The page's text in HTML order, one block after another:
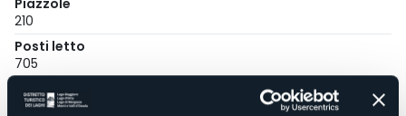
Piazzole
210
Posti letto
705
Mobilehome
14